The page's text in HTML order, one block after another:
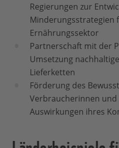
Regierungen zur
Minderungsstrategien
Ernährungssektor
Partnerschaft mit der
Umsetzung
Lieferketten
Förderung des
Verbraucherinnen
Auswirkungen ihres